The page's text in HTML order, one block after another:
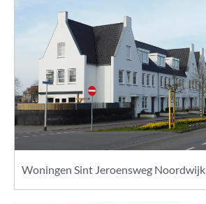
Woningen Sint Jeroensweg Noordwijk